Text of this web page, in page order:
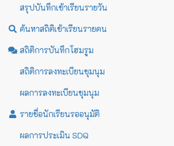
สรุปบันทึกเข้าเรียนรายวัน
ค้นหาสถิติเข้าเรียนรายคน
สถิติการบันทึกโฮมรูม
สถิติการลงทะเบียนชุมนุม
ผลการลงทะเบียนชุมนุม
รายชื่อนักเรียนรออนุมัติ
ผลการประเมิน SDQ